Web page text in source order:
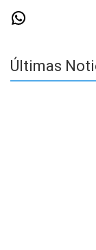
WhatsApp
Últimas